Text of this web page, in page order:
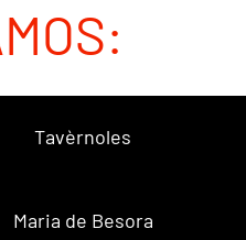
Tavèrnoles
Maria de Besora